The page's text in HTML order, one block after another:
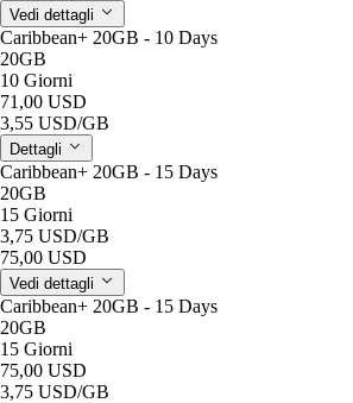
Vedi dettagli
Caribbean+ 20GB - 10 Days
20GB
10 Giorni
71,00 USD
3,55 USD/GB
Dettagli
Caribbean+ 20GB - 15 Days
20GB
15 Giorni
3,75 USD/GB
75,00 USD
Vedi dettagli
Caribbean+ 20GB - 15 Days
20GB
15 Giorni
75,00 USD
3,75 USD/GB